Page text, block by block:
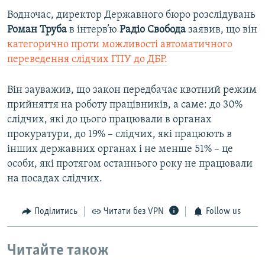
Водночас, директор Державного бюро розслідувань
Роман Труба в інтерв’ю Радіо Свобода заявив, що він
категорично проти можливості автоматичного
переведення слідчих ГПУ до ДБР.
Він зауважив, що закон передбачає квотний режим
прийняття на роботу працівників, а саме: до 30%
слідчих, які до цього працювали в органах
прокуратури, до 19% – слідчих, які працюють в
інших державних органах і не менше 51% – це
особи, які протягом останнього року не працювали
на посадах слідчих.
Поділитись Читати без VPN Follow us
Читайте також